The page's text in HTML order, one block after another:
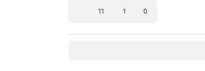
11 1 0